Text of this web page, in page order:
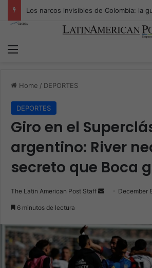
Menu
Home / DEPORTES
DEPORTES
Giro en el
argentino: River
secreto que Boca
The Latin American Post Staff
Send December
6 minutos de lectura